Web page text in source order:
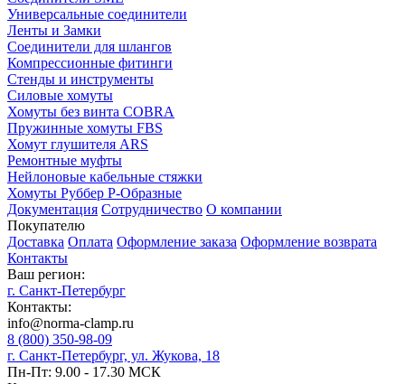
Универсальные соединители
Ленты и Замки
Соединители для шлангов
Компрессионные фитинги
Стенды и инструменты
Силовые хомуты
Хомуты без винта COBRA
Пружинные хомуты FBS
Хомут глушителя ARS
Ремонтные муфты
Нейлоновые кабельные стяжки
Хомуты Руббер Р-Образные
Документация Сотрудничество О компании
Покупателю
Доставка Оплата Оформление заказа Оформление возврата
Контакты
Ваш регион:
г. Санкт-Петербург
Контакты:
info@norma-clamp.ru
8 (800) 350-98-09
г. Санкт-Петербург, ул. Жукова, 18
Пн-Пт: 9.00 - 17.30 МСК